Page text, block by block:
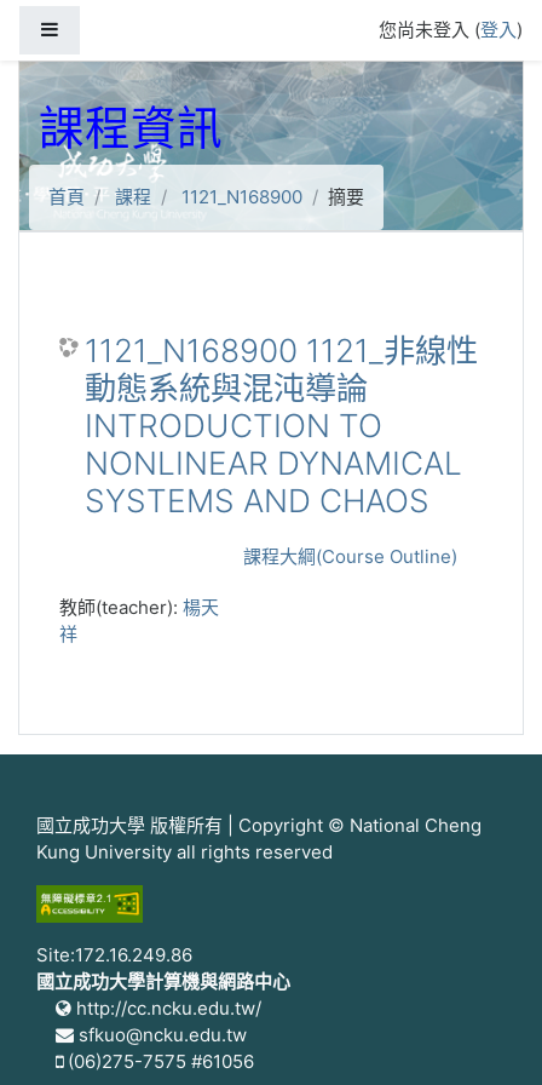
您尚未登入 (登入)
課程資訊
首頁 課程 1121_N168900 摘要
1121_N168900 1121_非線性
動態系統與混沌導論
INTRODUCTION TO
NONLINEAR DYNAMICAL
SYSTEMS AND CHAOS
課程大綱(Course Outline)
教師(teacher): 楊天
祥
國立成功大學 版權所有 | Copyright © National Cheng
Kung University all rights reserved
Site:172.16.249.86
國立成功大學計算機與網路中心
http://cc.ncku.edu.tw/
sfkuo@ncku.edu.tw
(06)275-7575 #61056